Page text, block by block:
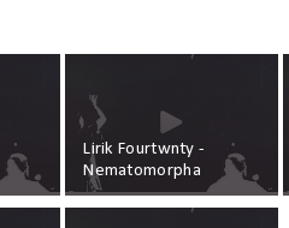
Lirik Fourtwnty -
Nematomorpha